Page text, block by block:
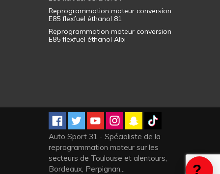
Reprogrammation moteur conversion
E85 flexfuel éthanol 81
Reprogrammation moteur conversion
E85 flexfuel éthanol Albi
Auto Sport 31 - Spécialiste de la
reprogrammation moteur sur les
secteurs de Toulouse et alentours,
Bordeaux, Perpignan...